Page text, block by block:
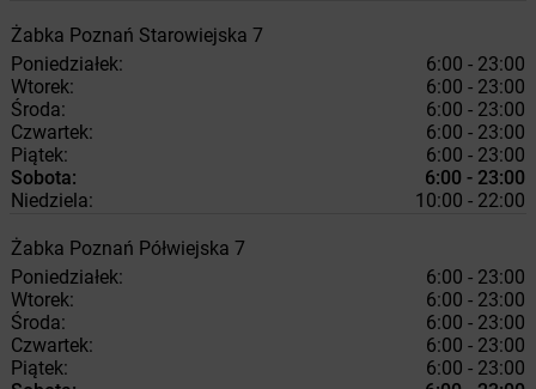
Żabka Poznań Starowiejska 7
Poniedziałek:
6:00 - 23:00
Wtorek:
6:00 - 23:00
Środa:
6:00 - 23:00
Czwartek:
6:00 - 23:00
Piątek:
6:00 - 23:00
Sobota:
6:00 - 23:00
Niedziela:
10:00 - 22:00
Żabka Poznań Półwiejska 7
Poniedziałek:
6:00 - 23:00
Wtorek:
6:00 - 23:00
Środa:
6:00 - 23:00
Czwartek:
6:00 - 23:00
Piątek:
6:00 - 23:00